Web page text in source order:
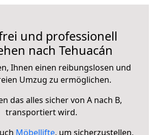
und professionell
nach Tehuacán
Ihnen einen reibungslosen und
Umzug zu ermöglichen.
das alles sicher von A nach B,
transportiert wird.
Möbellifte, um sicherzustellen,